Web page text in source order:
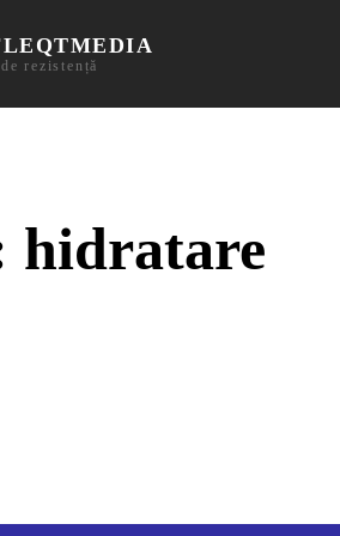
rezistență
hidratare